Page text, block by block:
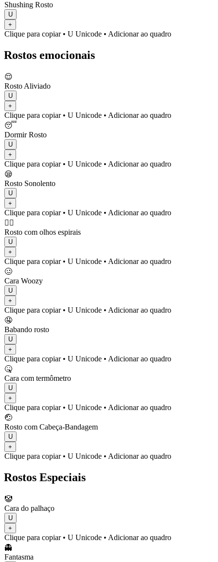
Shushing Rosto
U
+
Clique para copiar• U Unicode • Adicionar ao quadro
Rostos emocionais
😌
Rosto Aliviado
U
+
Clique para copiar• U Unicode • Adicionar ao quadro
😴
Dormir Rosto
U
+
Clique para copiar• U Unicode • Adicionar ao quadro
😪
Rosto Sonolento
U
+
Clique para copiar• U Unicode • Adicionar ao quadro
😵‍💫
Rosto com olhos espirais
U
+
Clique para copiar• U Unicode • Adicionar ao quadro
🥴
Cara Woozy
U
+
Clique para copiar• U Unicode • Adicionar ao quadro
🤤
Babando rosto
U
+
Clique para copiar• U Unicode • Adicionar ao quadro
🤒
Cara com termômetro
U
+
Clique para copiar• U Unicode • Adicionar ao quadro
🤕
Rosto com Cabeça-Bandagem
U
+
Clique para copiar• U Unicode • Adicionar ao quadro
Rostos Especiais
🤡
Cara do palhaço
U
+
Clique para copiar• U Unicode • Adicionar ao quadro
👻
Fantasma